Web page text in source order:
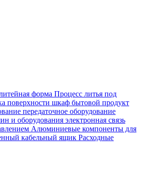
форма Процесс литья под
поверхности шкаф бытовой продукт
передаточное оборудование
и оборудования электронная связь
Алюминиевые компоненты для
кабельный ящик Расходные